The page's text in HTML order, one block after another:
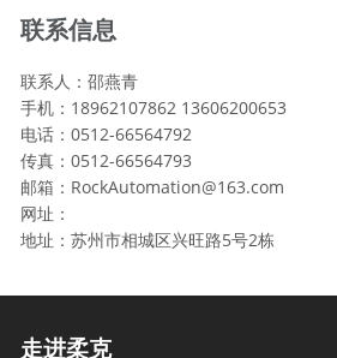
联系信息
联系人：邵燕青
手机：18962107862 13606200653
电话：0512-66564792
传真：0512-66564793
邮箱：RockAutomation@163.com
网址：
地址：苏州市相城区兴旺路5号2栋
走进柔克